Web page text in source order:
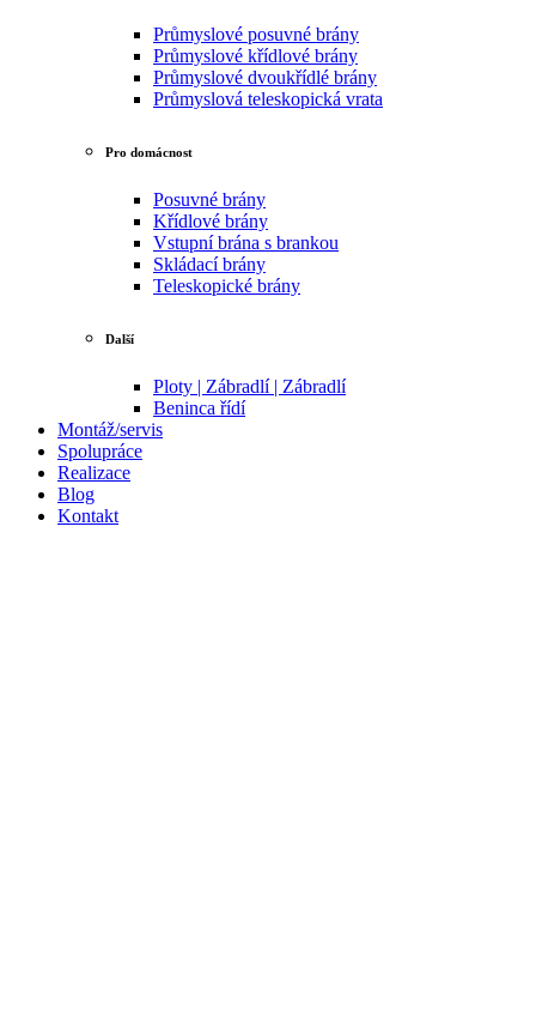
Průmyslové posuvné brány
Průmyslové křídlové brány
Průmyslové dvoukřídlé brány
Průmyslová teleskopická vrata
Pro domácnost
Posuvné brány
Křídlové brány
Vstupní brána s brankou
Skládací brány
Teleskopické brány
Další
Ploty | Zábradlí | Zábradlí
Beninca řídí
Montáž/servis
Spolupráce
Realizace
Blog
Kontakt